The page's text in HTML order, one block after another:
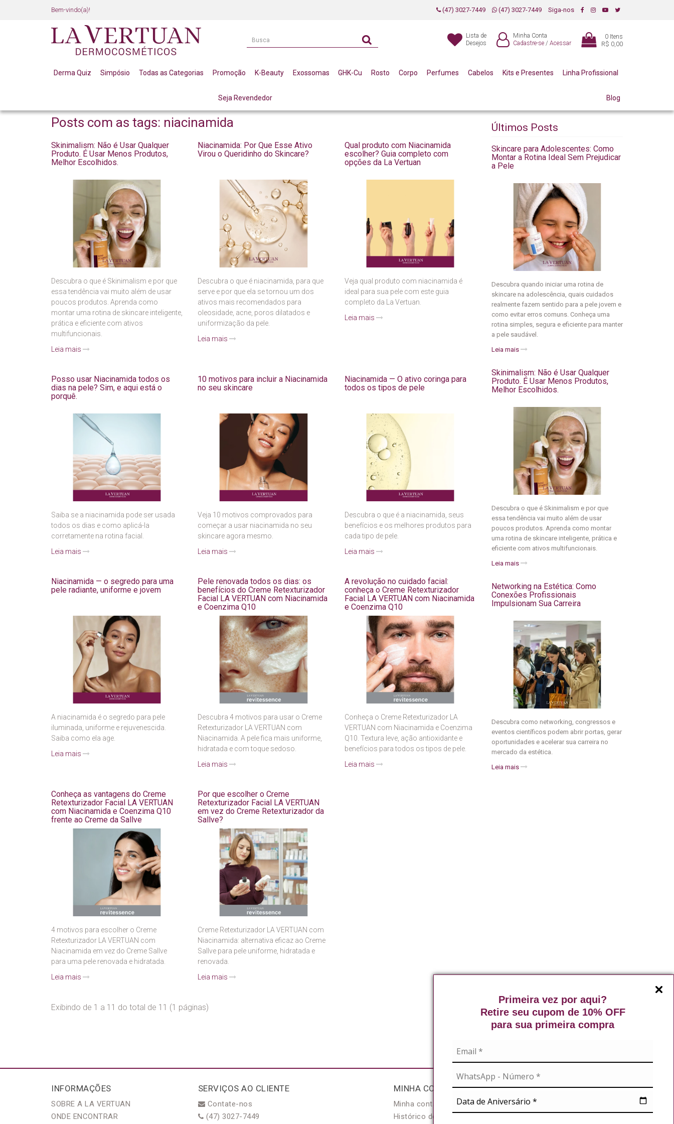
Primeira vez por aqui?
Retire seu cupom de 10% OFF
para sua primeira compra
Bem-vindo(a)! (47) 3027-7449 (47) 3027-7449 Siga-nos
Lista de
Desejos
Minha Conta
Cadastre-se / Acessar
0 Itens
R$ 0,00
Derma Quiz Simpósio Todas as Categorias Promoção K-Beauty Exossomas GHK-Cu Rosto Corpo Perfumes Cabelos Kits e Presentes Linha Profissional
Seja Revendedor Blog
Posts com as tags: niacinamida
Skinimalism: Não é Usar Qualquer
Produto. É Usar Menos Produtos,
Melhor Escolhidos.
Descubra o que é Skinimalism e por que
essa tendência vai muito além de usar
poucos produtos. Aprenda como
montar uma rotina de skincare inteligente,
prática e eficiente com ativos
multifuncionais.
Leia mais
Niacinamida: Por Que Esse Ativo
Virou o Queridinho do Skincare?
Descubra o que é niacinamida, para que
serve e por que ela se tornou um dos
ativos mais recomendados para
oleosidade, acne, poros dilatados e
uniformização da pele.
Leia mais
Qual produto com Niacinamida
escolher? Guia completo com
opções da La Vertuan
Veja qual produto com niacinamida é
ideal para sua pele com este guia
completo da La Vertuan.
Leia mais
Posso usar Niacinamida todos os
dias na pele? Sim, e aqui está o
porquê.
Saiba se a niacinamida pode ser usada
todos os dias e como aplicá-la
corretamente na rotina facial.
Leia mais
10 motivos para incluir a Niacinamida
no seu skincare
Veja 10 motivos comprovados para
começar a usar niacinamida no seu
skincare agora mesmo.
Leia mais
Niacinamida — O ativo coringa para
todos os tipos de pele
Descubra o que é a niacinamida, seus
benefícios e os melhores produtos para
cada tipo de pele.
Leia mais
Niacinamida — o segredo para uma
pele radiante, uniforme e jovem
A niacinamida é o segredo para pele
iluminada, uniforme e rejuvenescida.
Saiba como ela age.
Leia mais
Pele renovada todos os dias: os
benefícios do Creme Retexturizador
Facial LA VERTUAN com Niacinamida
e Coenzima Q10
Descubra 4 motivos para usar o Creme
Retexturizador LA VERTUAN com
Niacinamida. A pele fica mais uniforme,
hidratada e com toque sedoso.
Leia mais
A revolução no cuidado facial:
conheça o Creme Retexturizador
Facial LA VERTUAN com Niacinamida
e Coenzima Q10
Conheça o Creme Retexturizador LA
VERTUAN com Niacinamida e Coenzima
Q10. Textura leve, ação antioxidante e
benefícios para todos os tipos de pele.
Leia mais
Conheça as vantagens do Creme
Retexturizador Facial LA VERTUAN
com Niacinamida e Coenzima Q10
frente ao Creme da Sallve
4 motivos para escolher o Creme
Retexturizador LA VERTUAN com
Niacinamida em vez do Creme Sallve
para uma pele renovada e hidratada.
Leia mais
Por que escolher o Creme
Retexturizador Facial LA VERTUAN
em vez do Creme Retexturizador da
Sallve?
Creme Retexturizador LA VERTUAN com
Niacinamida: alternativa eficaz ao Creme
Sallve para pele uniforme, hidratada e
renovada.
Leia mais
Exibindo de 1 a 11 do total de 11 (1 páginas)
Últimos Posts
Skincare para Adolescentes: Como
Montar a Rotina Ideal Sem Prejudicar
a Pele
Descubra quando iniciar uma rotina de
skincare na adolescência, quais cuidados
realmente fazem sentido para a pele jovem e
como evitar erros comuns. Conheça uma
rotina simples, segura e eficiente para manter
a pele saudável.
Leia mais
Skinimalism: Não é Usar Qualquer
Produto. É Usar Menos Produtos,
Melhor Escolhidos.
Descubra o que é Skinimalism e por que
essa tendência vai muito além de usar
poucos produtos. Aprenda como montar
uma rotina de skincare inteligente, prática e
eficiente com ativos multifuncionais.
Leia mais
Networking na Estética: Como
Conexões Profissionais
Impulsionam Sua Carreira
Descubra como networking, congressos e
eventos científicos podem abrir portas, gerar
oportunidades e acelerar sua carreira no
mercado da estética.
Leia mais
INFORMAÇÕES
SOBRE A LA VERTUAN
ONDE ENCONTRAR
SERVIÇOS AO CLIENTE
Contate-nos
(47) 3027-7449
MINHA CONTA
Minha conta
Histórico de pedidos
NOSSAS REDES